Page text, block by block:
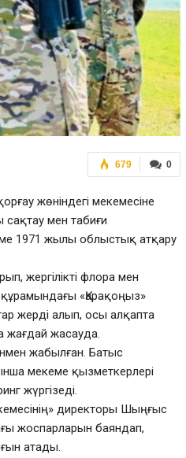
0
679
жөніндегі мекемесіне
мен табиғи
1971 жылы облыстық атқару
жергілікті флора мен
«Қарақоңыз»
жерді алып, осы алқапта
жағдай жасауда.
жабылған. Батыс
мекеме қызметкерлері
жүргізеді.
директоры Шыңғыс
жоспарларын баяндап,
атады.